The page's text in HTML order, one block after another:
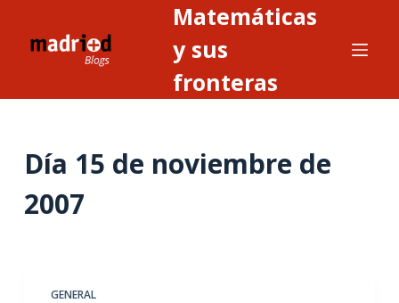
Matemáticas
y sus
fronteras
Día 15 de noviembre de
2007
GENERAL